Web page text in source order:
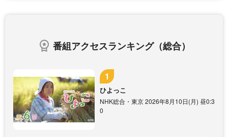
番組アクセスランキング（総合）
ひよっこ
NHK総合・東京 2026年8月10日(月) 昼0:3
0